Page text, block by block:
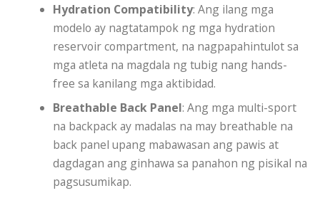
Hydration Compatibility: Ang ilang mga
modelo ay nagtatampok ng mga hydration
reservoir compartment, na nagpapahintulot sa
mga atleta na magdala ng tubig nang hands-
free sa kanilang mga aktibidad.
Breathable Back Panel: Ang mga multi-sport
na backpack ay madalas na may breathable na
back panel upang mabawasan ang pawis at
dagdagan ang ginhawa sa panahon ng pisikal na
pagsusumikap.